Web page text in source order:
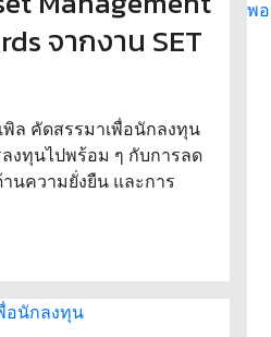
จากงาน SET
ล คัดสรรมาเพื่อนักลงทุน
งทุนไปพร้อม ๆ กับการลด
นความยั่งยืน และการ